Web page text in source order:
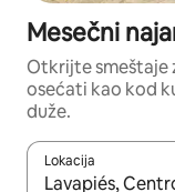
Mesečni
Otkrijte smeštaje
osećati kao kod
duže.
Lokacija
Kad su rezultati